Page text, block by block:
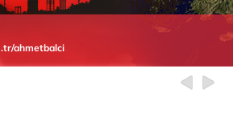
ahmetbalci